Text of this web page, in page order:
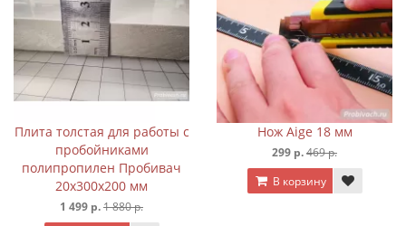
Плита толстая для работы с
пробойниками
полипропилен Пробивач
20х300х200 мм
1 499 р.1 880 р.
Нож Aige 18 мм
299 р.469 р.
В корзину